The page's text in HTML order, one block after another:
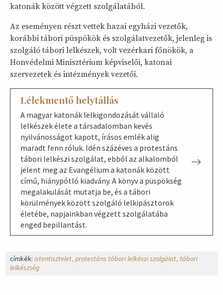
katonák között végzett szolgálatából.
Az eseményen részt vettek hazai egyházi vezetők,
korábbi tábori püspökök és szolgálatvezetők, jelenleg is
szolgáló tábori lelkészek, volt vezérkari főnökök, a
Honvédelmi Minisztérium képviselői, katonai
szervezetek és intézmények vezetői.
Lélekmentő helytállás
A magyar katonák lelkigondozását vállaló
lelkészek élete a társadalomban kevés
nyilvánosságot kapott, írásos emlék alig
maradt fenn róluk. Idén százéves a protestáns
tábori lelkészi szolgálat, ebből az alkalomból
jelent meg az Evangélium a katonák között
című, hiánypótló kiadvány. A könyv a püspökség
megalakulását mutatja be, és a tábori
körülmények között szolgáló lelkipásztorok
életébe, napjainkban végzett szolgálatába
enged bepillantást.
címkék: istentisztelet protestáns tábori lelkészi szolgálat tábori
lelkészség